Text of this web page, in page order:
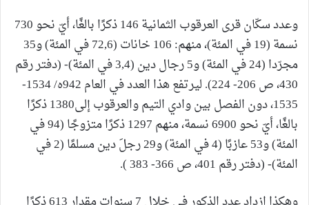
وعدد سكّان قرى العرقوب الثمانية 146 ذكرًا بالغًا، أيّ نحو 730
نسمة (19 في المئة)، منهم: 106 خانات (72,6 في المئة) و35
مجرّدا (24 في المئة) و5 رجال دين (3,4 في المئة)- (دفتر رقم
430، ص 206- 224). ليرتفع هذا العدد في العام 942ه/ 1534-
1535، دون الفصل بين وادي التيم والعرقوب إلى1380 ذكرًا
بالغًا، أيّ نحو 6900 نسمة، منهم 1297 ذكرًا متزوجًا (94 في
المئة) و53 عازبًا (4 في المئة) و29 رجلَ دين مسلمًا (2 في
المئة)- (دفتر رقم 401، ص 366- 383 ).